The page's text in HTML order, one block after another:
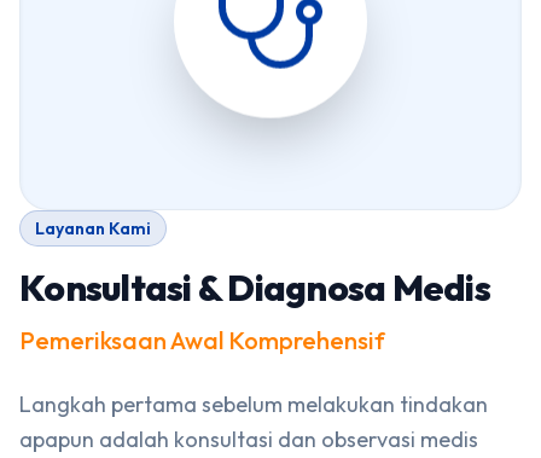
Layanan Kami
Konsultasi & Diagnosa Medis
Pemeriksaan Awal Komprehensif
Langkah pertama sebelum melakukan tindakan
apapun adalah konsultasi dan observasi medis